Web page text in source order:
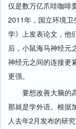
仅是数万亿爪哇咖啡
2011年，国立环境卫
学》上发表论文，他
后，小鼠海马神经元
神经元之间的连接更
更强。
要想改善大脑的高
那就是学外语。根据
人去年2月发布的研